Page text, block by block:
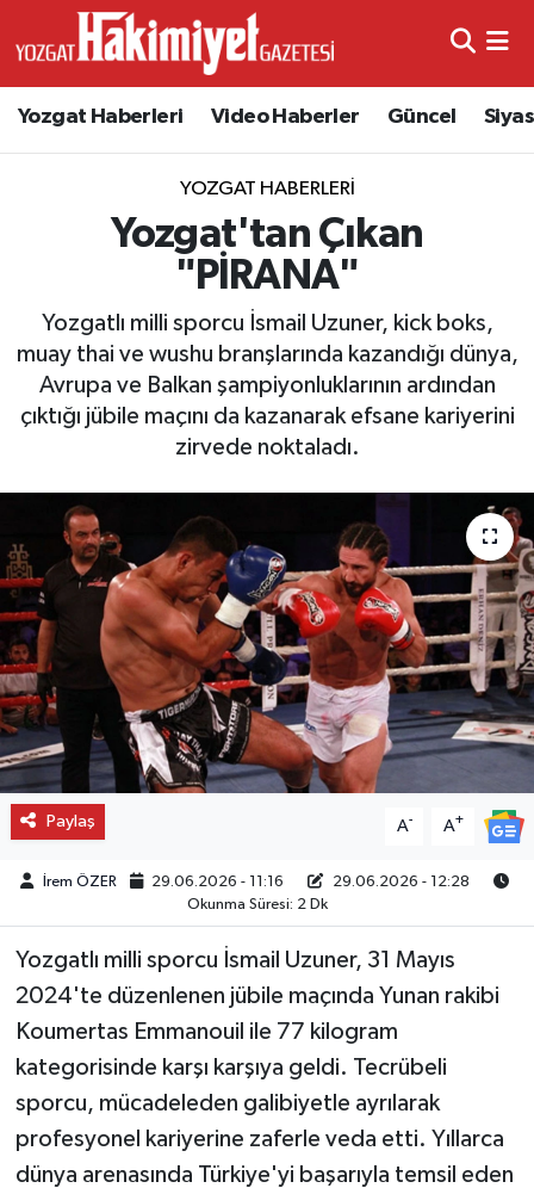
Yozgat Haberleri Video Haberler Güncel
YOZGAT HABERLERI
Yozgat'tan Çıkan
"PİRANA"
Yozgatlı milli sporcu İsmail Uzuner, kick boks,
muay thai ve wushu branşlarında kazandığı dünya,
Avrupa ve Balkan şampiyonluklarının ardından
çıktığı jübile maçını da kazanarak efsane kariyerini
zirvede noktaladı.
Paylaş A- A+
İrem ÖZER 29.06.2026 - 11:16
29.06.2026 - 12:28
Okunma Süresi: 2 Dk
Yozgatlı milli sporcu İsmail Uzuner, 31 Mayıs
2024'te düzenlenen jübile maçında Yunan rakibi
Koumertas Emmanouil ile 77 kilogram
kategorisinde karşı karşıya geldi. Tecrübeli
sporcu, mücadeleden galibiyetle ayrılarak
profesyonel kariyerine zaferle veda etti. Yıllarca
dünya arenasında Türkiye'yi başarıyla temsil eden